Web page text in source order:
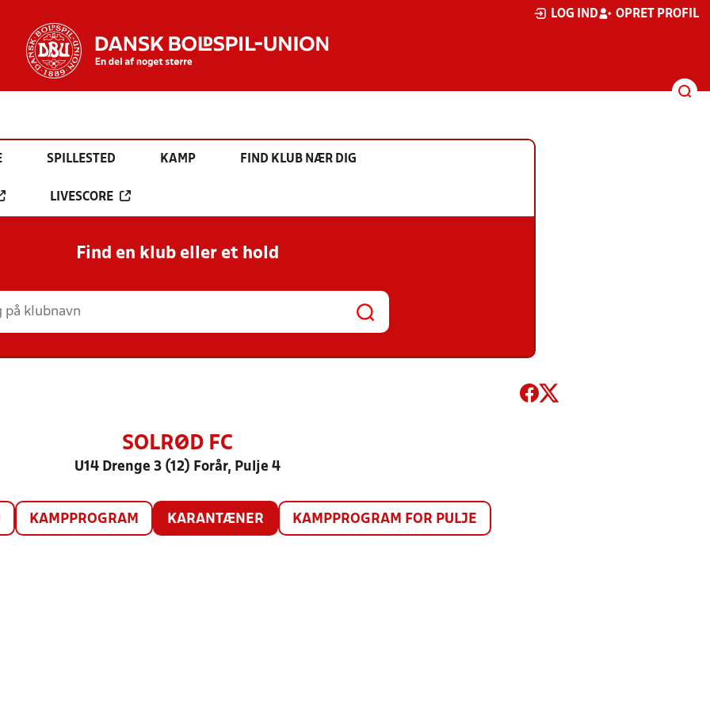
LOG IND OPRET PROFIL
SPILLESTED KAMP FIND KLUB NÆR DIG
LIVESCORE
Find en klub eller et hold
SOLRØD FC
U14 Drenge 3 (12) Forår, Pulje 4
KAMPPROGRAM KARANTÆNER KAMPPROGRAM FOR PULJE